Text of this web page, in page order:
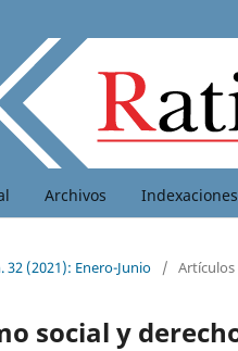
Archivos Indexaciones
32 (2021): Enero-Junio /
social y